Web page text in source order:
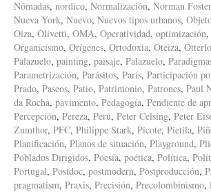
Nómadas, nordico, Normalización, Norman Foster
Nueva York, Nuevo, Nuevos tipos urbanos,
Oiza, Olivetti, OMA, Operatividad, optimización,
Organicismo, Orígenes, Ortodoxia, Oteiza, Otterlo
Palazuelo, painting, paisaje, Palazuelo,
Parametrización, Parásitos, París, Participación
Prado, Paseos, Patio, Patrimonio, Patrones, Paul
da Rocha, pavimento, Pedagogía, Pendiente de
Percepción, Pereza, Perú, Peter Celsing, Peter
Zumthor, PFC, Philippe Stark, Picote, Pietila,
Planificación, Planos de situación, Playground,
Poblados Dirigidos, Poesía, poética, Política,
Portugal, Postdoc, postmodern, Postproducción,
pragmatism, Praxis, Precisión, Precolombinismo,